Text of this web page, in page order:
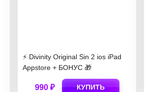
⚡️ Divinity Original Sin 2 ios iPad
Appstore + БОНУС 🎁
990 ₽ КУПИТЬ